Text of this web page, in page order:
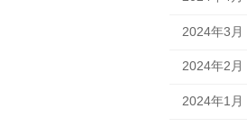
2024年3月
2024年2月
2024年1月